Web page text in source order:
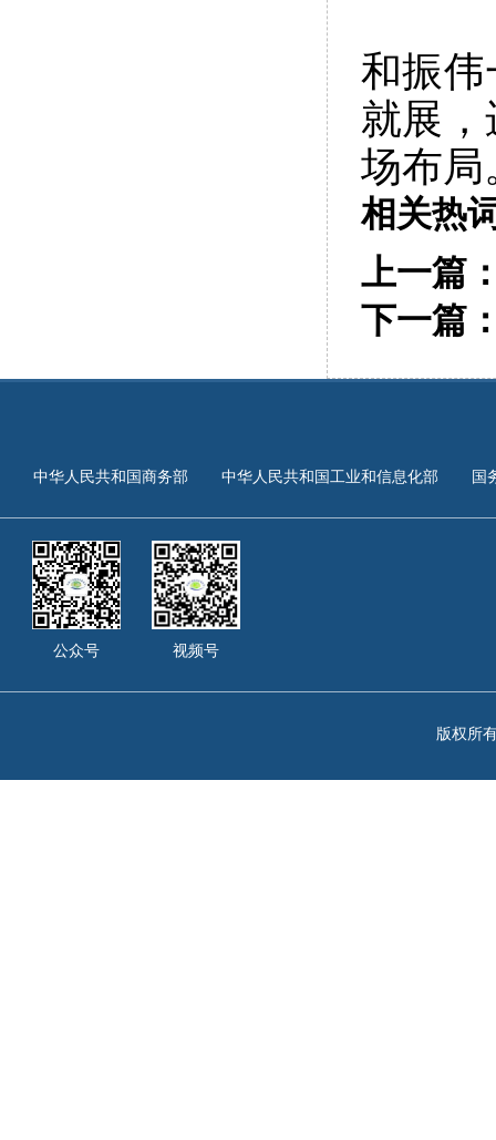
和振伟
就展
场布局
相关热
上一篇
下一篇
中华人民共和国商务部 中华人民共和国工业和信息化部 国
公众号 视频号
版权所